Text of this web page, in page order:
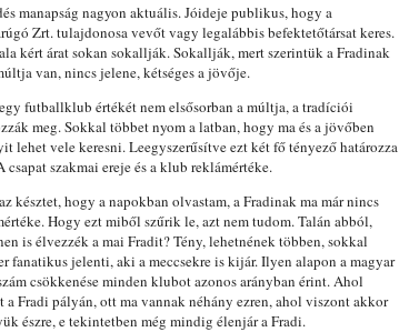
manapság nagyon aktuális. Jóideje publikus, hogy a
Zrt. tulajdonosa vevőt vagy legalábbis befektetőtársat keres.
kért árat sokan sokallják. Sokallják, mert szerintük a Fradinak
van, nincs jelene, kétséges a jövője.
futballklub értékét nem elsősorban a múltja, a tradíciói
meg. Sokkal többet nyom a latban, hogy ma és a jövőben
lehet vele keresni. Leegyszerűsítve ezt két fő tényező határozza
csapat szakmai ereje és a klub reklámértéke.
késztet, hogy a napokban olvastam, a Fradinak ma már nincs
Hogy ezt miből szűrik le, azt nem tudom. Talán abból,
is élvezzék a mai Fradit? Tény, lehetnének többen, sokkal
fanatikus jelenti, aki a meccsekre is kijár. Ilyen alapon a magyar
csökkenése minden klubot azonos arányban érint. Ahol
Fradi pályán, ott ma vannak néhány ezren, ahol viszont akkor
észre, e tekintetben még mindig élenjár a Fradi.